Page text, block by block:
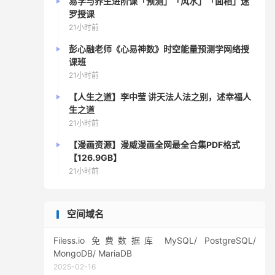
罗授课
21小时前
彭心融老师《心易神数》时空能量预测学网络授
课班
21小时前
【人生之道】李中莹 讲天法人法之别，述幸福人
生之道
21小时前
【漫画资源】漫威漫画全网最全合集PDF格式
【126.9GB】
21小时前
空间域名
Filess.io 免费数据库 MySQL/ PostgreSQL/
MongoDB/ MariaDB
2025-02-16